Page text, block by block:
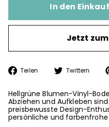
In den
Jetzt
Teilen
Auf
Facebook
Twittern
Auf
Hellgrüne Blumen-Vinyl-
Abziehen und Aufkleben
preisbewusste Design-
persönliche und farbenfrohe